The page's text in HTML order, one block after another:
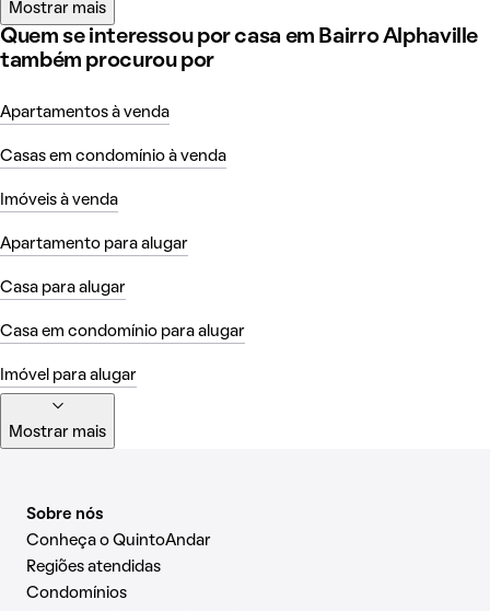
Mostrar mais
Quem se interessou por casa em Bairro Alphaville
também procurou por
Apartamentos à venda
Casas em condomínio à venda
Imóveis à venda
Apartamento para alugar
Casa para alugar
Casa em condomínio para alugar
Imóvel para alugar
Mostrar mais
Sobre nós
Conheça o QuintoAndar
Regiões atendidas
Condomínios